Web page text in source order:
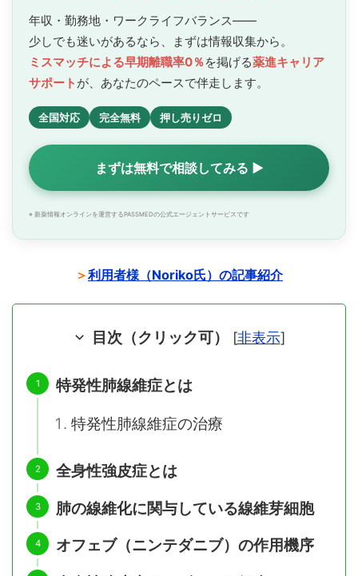
年収・勤務地・ワークライフバランス——
少しでも迷いがあるなら、まずは情報収集から。
ミスマッチによる早期離職率0％を掲げる薬進キャリア
サポート が、あなたのペースで伴走します。
全国対応 完全無料 押し売りゼロ
まずは無料で相談してみる ▶
※ 新薬情報オンラインを運営するPASSMEDの公式エージェントサービスです
＞利用者様（Noriko氏）の記事紹介
目次（クリック可） [非表示]
特発性肺線維症とは
特発性肺線維症の治療
全身性強皮症とは
肺の線維化に関与している線維芽細胞
オフェブ（ニンテダニブ）の作用機序